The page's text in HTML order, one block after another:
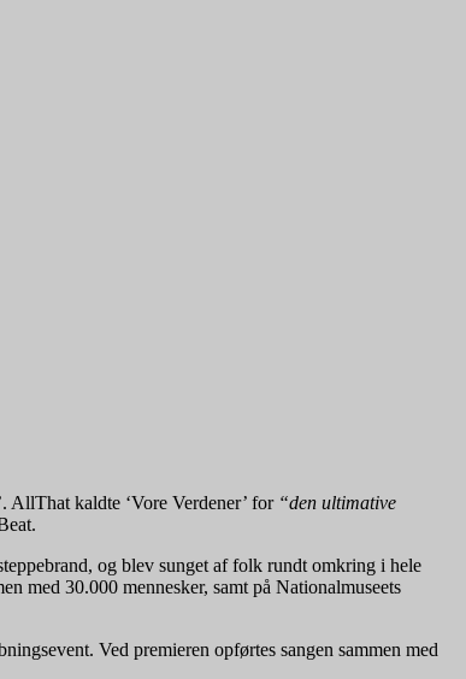
AllThat kaldte ‘Vore Verdener’ for “den ultimative
og blev sunget af folk rundt omkring i hele
med 30.000 mennesker, samt på Nationalmuseets
Ved premieren opførtes sangen sammen med